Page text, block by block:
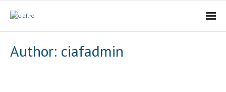
Author: ciafadmin